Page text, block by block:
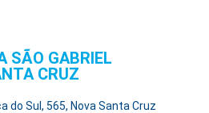
SÃO GABRIEL
CRUZ
do Sul, 565, Nova Santa Cruz